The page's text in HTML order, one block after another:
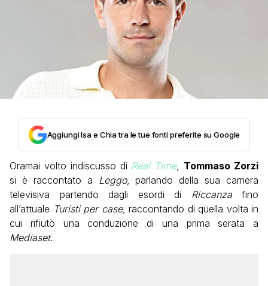
Aggiungi Isa e Chia tra le tue fonti preferite su Google
Oramai volto indiscusso di Real Time, Tommaso Zorzi
si è raccontato a Leggo, parlando della sua carriera
televisiva partendo dagli esordi di Riccanza fino
all’attuale Turisti per case, raccontando di quella volta in
cui rifiutò una conduzione di una prima serata a
Mediaset.